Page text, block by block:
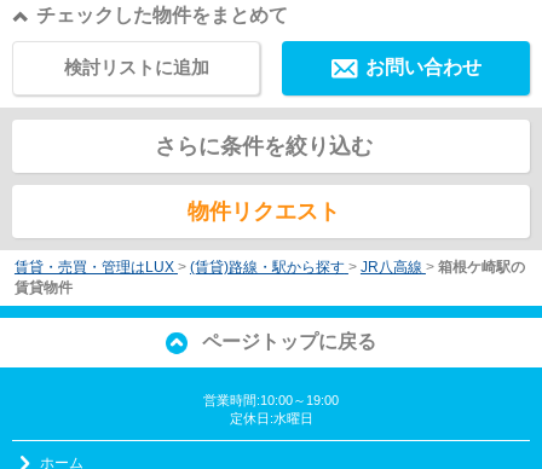
チェックした物件をまとめて
お問い合わせ
検討リストに追加
さらに条件を絞り込む
物件リクエスト
賃貸・売買・管理はLUX > (賃貸)路線・駅から探す > JR八高線 > 箱根ケ崎駅の
賃貸物件
ページトップに戻る
営業時間:10:00～19:00
定休日:水曜日
ホーム